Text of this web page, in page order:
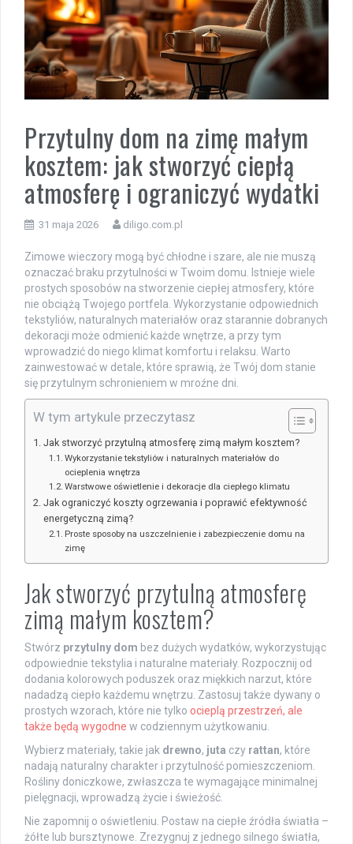
Przytulny dom na zimę małym
kosztem: jak stworzyć ciepłą
atmosferę i ograniczyć wydatki
31 maja 2026 diligo.com.pl
Zimowe wieczory mogą być chłodne i szare, ale nie muszą
oznaczać braku przytulności w Twoim domu. Istnieje wiele
prostych sposobów na stworzenie ciepłej atmosfery, które
nie obciążą Twojego portfela. Wykorzystanie odpowiednich
tekstyliów, naturalnych materiałów oraz starannie dobranych
dekoracji może odmienić każde wnętrze, a przy tym
wprowadzić do niego klimat komfortu i relaksu. Warto
zainwestować w detale, które sprawią, że Twój dom stanie
się przytulnym schronieniem w mroźne dni.
W tym artykule przeczytasz
Jak stworzyć przytulną atmosferę zimą małym kosztem?
Wykorzystanie tekstyliów i naturalnych materiałów do
ocieplenia wnętrza
Warstwowe oświetlenie i dekoracje dla ciepłego klimatu
Jak ograniczyć koszty ogrzewania i poprawić efektywność
energetyczną zimą?
Proste sposoby na uszczelnienie i zabezpieczenie domu na
zimę
Jak stworzyć przytulną atmosferę
zimą małym kosztem?
Stwórz przytulny dom bez dużych wydatków, wykorzystując
odpowiednie tekstylia i naturalne materiały. Rozpocznij od
dodania kolorowych poduszek oraz miękkich narzut, które
nadadzą ciepło każdemu wnętrzu. Zastosuj także dywany o
prostych wzorach, które nie tylko ocieplą przestrzeń, ale
także będą wygodne w codziennym użytkowaniu.
Wybierz materiały, takie jak drewno, juta czy rattan, które
nadają naturalny charakter i przytulność pomieszczeniom.
Rośliny doniczkowe, zwłaszcza te wymagające minimalnej
pielęgnacji, wprowadzą życie i świeżość.
Nie zapomnij o oświetleniu. Postaw na ciepłe źródła światła –
żółte lub bursztynowe. Zrezygnuj z jednego silnego światła,